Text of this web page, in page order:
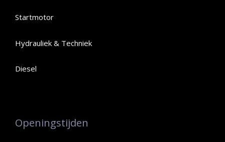
Startmotor
Hydrauliek & Techniek
Diesel
Openingstijden